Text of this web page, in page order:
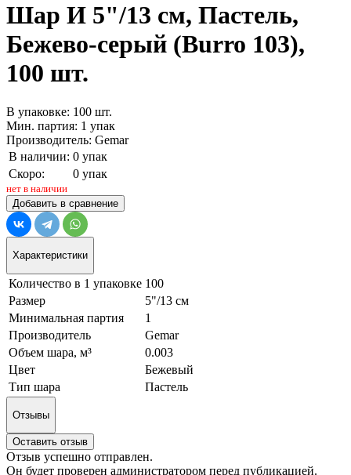
Шар И 5"/13 см, Пастель,
Бежево-серый (Burro 103),
100 шт.
В упаковке: 100 шт.
Мин. партия: 1 упак
Производитель: Gemar
В наличии: 0 упак
Скоро:
0 упак
нет в наличии
Добавить в сравнение
Характеристики
Количество в 1 упаковке 100
Размер
5"/13 см
Минимальная партия
1
Производитель
Gemar
Объем шара, м³
0.003
Цвет
Бежевый
Тип шара
Пастель
Отзывы
Оставить отзыв
Отзыв успешно отправлен.
Он будет проверен администратором перед публикацией.